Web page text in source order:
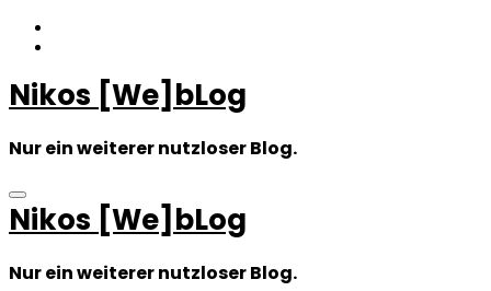
Zum
Inhalt
Nikos [We]bLog
Nur ein weiterer nutzloser Blog.
Nikos [We]bLog
Nur ein weiterer nutzloser Blog.